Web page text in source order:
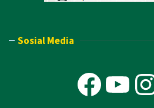
Sosial Media